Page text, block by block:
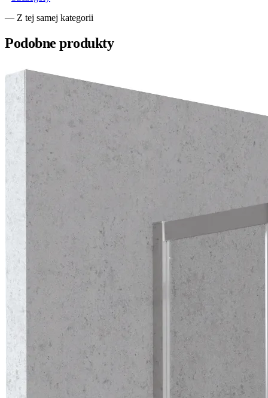
— Z tej samej kategorii
Podobne produkty